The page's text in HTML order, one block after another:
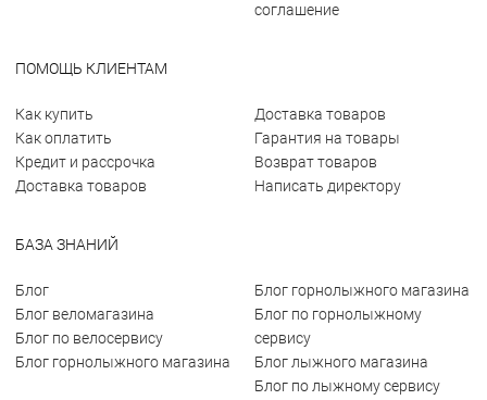
соглашение
ПОМОЩЬ КЛИЕНТАМ
Как купить
Как оплатить
Кредит и рассрочка
Доставка товаров
Доставка товаров
Гарантия на товары
Возврат товаров
Написать директору
БАЗА ЗНАНИЙ
Блог
Блог веломагазина
Блог по велосервису
Блог горнолыжного магазина
Блог горнолыжного магазина
Блог по горнолыжному
сервису
Блог лыжного магазина
Блог по лыжному сервису